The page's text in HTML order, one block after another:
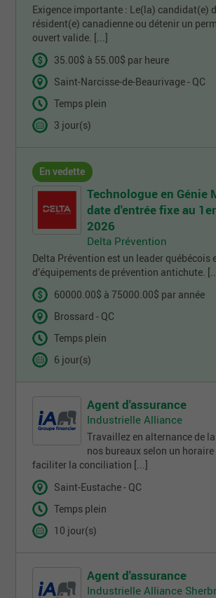
Exigence importante : Le(la) candidat(e)
résident(e) canadienne ou détenir un
ouvert valide. [...]
35.00$ à 55.00$ par heure
Saint-Narcisse-de-Beaurivage - QC
Temps plein
3 jour(s)
En vedette
Technologue en Génie
date d'entrée fixe au
2026
Delta Prévention
Delta Prévention est un leader québécois
d’équipements de prévention antichute.
60000.00$ à 75000.00$ par année
Brossard - QC
Temps plein
6 jour(s)
Agent d'assurance
Industrielle Alliance
Travaillez en alternance de
nos bureaux selon un
faciliter la conciliation [...]
Saint-Eustache - QC
Temps plein
10 jour(s)
Agent d'assurance
Industrielle Alliance